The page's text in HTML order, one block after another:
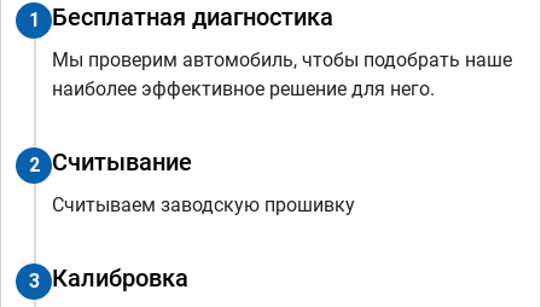
1 Бесплатная диагностика
Мы проверим автомобиль, чтобы подобрать наше
наиболее эффективное решение для него.
2 Считывание
Считываем заводскую прошивку
3 Калибровка